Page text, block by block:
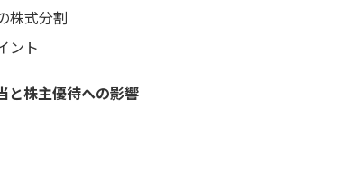
株式分割
ント
株主優待への影響